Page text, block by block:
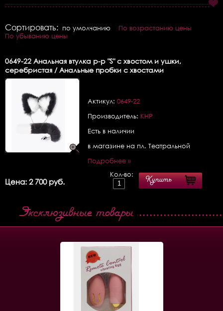
Сортировать: по умолчанию
По возрастанию цены
По убыванию цены
0649-22 Анальная втулка р-р "S" с хвостом и ушки,
серебристая / Анальные пробки с хвостами
Актикул: 0649-22
Производитель: КНР
Есть в наличии
в магазине на пл. Театральной
Подробнее »
Цена: 2 700 руб.
Кол-во:
Купить
Эксклюзивные товары